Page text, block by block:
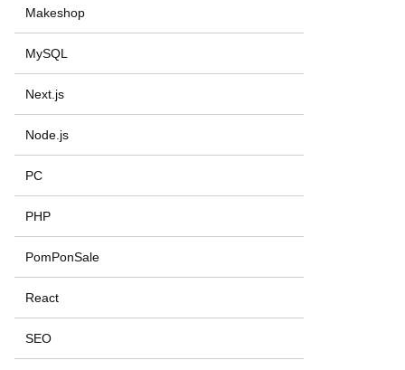
Makeshop
MySQL
Next.js
Node.js
PC
PHP
PomPonSale
React
SEO